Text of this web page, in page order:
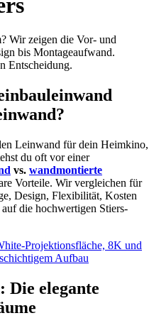
Wir zeigen die Vor- und
bis Montageaufwand.
Entscheidung.
Leinwand für dein Heimkino,
du oft vor einer
vs. wandmontierte
Vorteile. Wir vergleichen für
Design, Flexibilität, Kosten
die hochwertigen Stiers-
Die elegante